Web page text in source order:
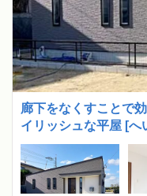
廊下をなくすことで
イリッシュな平屋 [へ